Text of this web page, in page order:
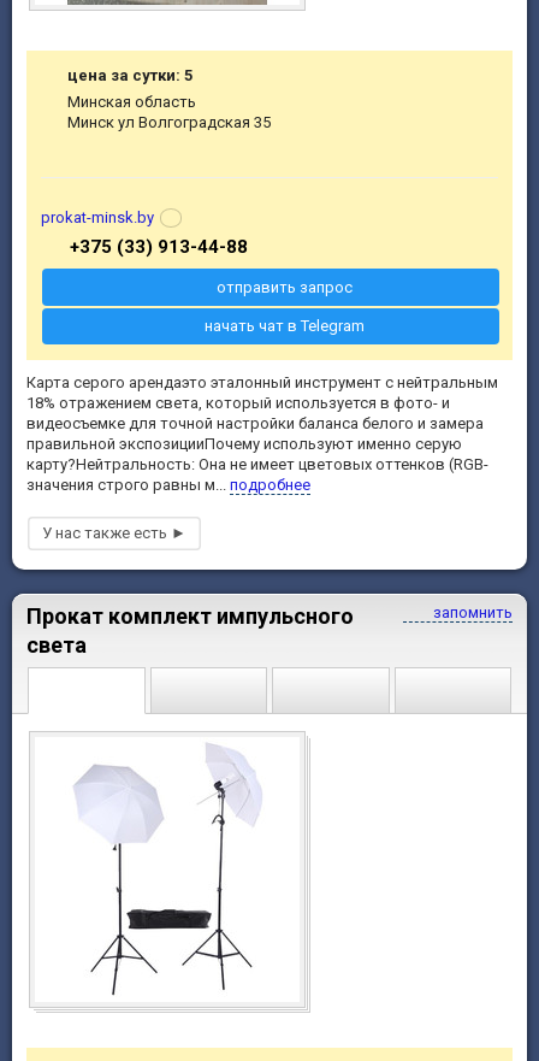
Карта серого арендаэто эталонный инструмент с нейтральным
18% отражением света, который используется в фото- и
видеосъемке для точной настройки баланса белого и замера
правильной экспозицииПочему используют именно серую
карту?Нейтральность: Она не имеет цветовых оттенков (RGB-
значения строго равны м... подробнее
цена за сутки: 5
Минская область
Минск ул Волгоградская 35
prokat-minsk.by
+375 (33) 913-44-88
отправить запрос
начать чат в Telegram
запомнить
Прокат комплект импульсного
света